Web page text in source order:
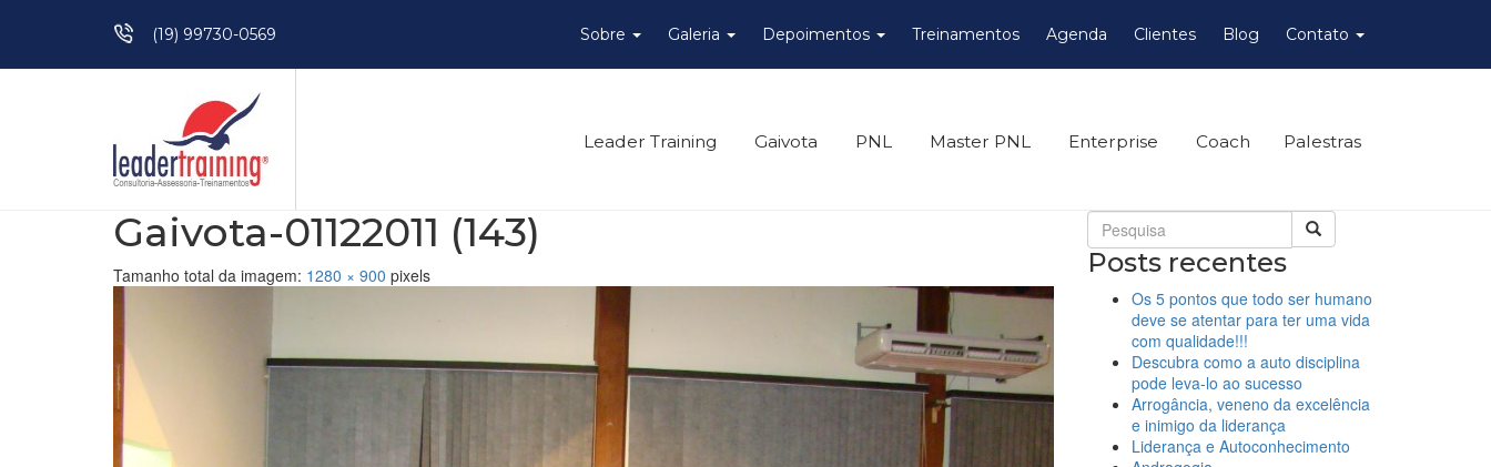
Pular para o conteúdo(19) 99730-0569 Sobre Galeria Depoimentos Treinamentos Agenda Clientes Blog Contato
Leader Training Gaivota PNL Master PNL Enterprise Coach Palestras
Gaivota-01122011 (143)
Tamanho total da imagem: 1280 × 900 pixels Posts recentes
Os 5 pontos que todo ser humano
deve se atentar para ter uma vida
com qualidade!!!
Descubra como a auto disciplina
pode leva-lo ao sucesso
Arrogância, veneno da excelência
e inimigo da liderança
Liderança e Autoconhecimento